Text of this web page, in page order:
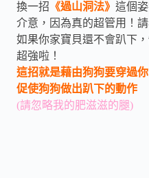
換一招 《過山洞法》 這個
介意，因為真的超管用！請
如果你家寶貝還不會趴下
超強啦！
這招就是藉由狗狗要穿過
促使狗狗做出趴下的動作
(請忽略我的肥滋滋的腿)